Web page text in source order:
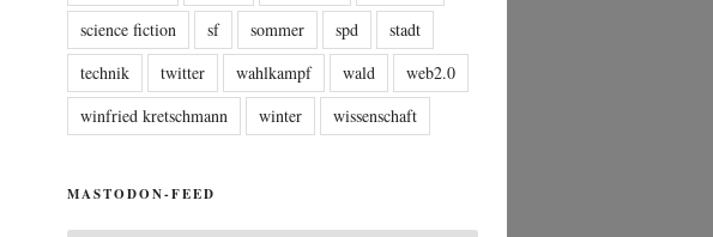
science fiction
sf sommer spd
stadt
technik
twitter wahlkampf wald
web2.0
winfried kretschmann
winter wissenschaft
MASTODON-FEED